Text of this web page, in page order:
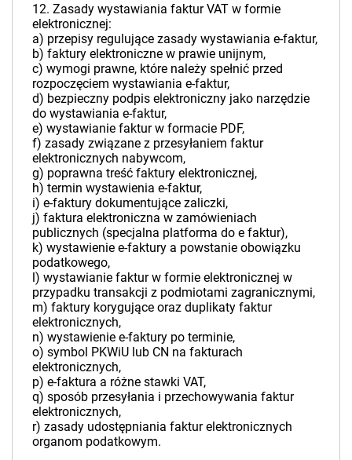
12. Zasady wystawiania faktur VAT w formie
elektronicznej:
a) przepisy regulujące zasady wystawiania e-faktur,
b) faktury elektroniczne w prawie unijnym,
c) wymogi prawne, które należy spełnić przed
rozpoczęciem wystawiania e-faktur,
d) bezpieczny podpis elektroniczny jako narzędzie
do wystawiania e-faktur,
e) wystawianie faktur w formacie PDF,
f) zasady związane z przesyłaniem faktur
elektronicznych nabywcom,
g) poprawna treść faktury elektronicznej,
h) termin wystawienia e-faktur,
i) e-faktury dokumentujące zaliczki,
j) faktura elektroniczna w zamówieniach
publicznych (specjalna platforma do e faktur),
k) wystawienie e-faktury a powstanie obowiązku
podatkowego,
l) wystawianie faktur w formie elektronicznej w
przypadku transakcji z podmiotami zagranicznymi,
m) faktury korygujące oraz duplikaty faktur
elektronicznych,
n) wystawienie e-faktury po terminie,
o) symbol PKWiU lub CN na fakturach
elektronicznych,
p) e-faktura a różne stawki VAT,
q) sposób przesyłania i przechowywania faktur
elektronicznych,
r) zasady udostępniania faktur elektronicznych
organom podatkowym.